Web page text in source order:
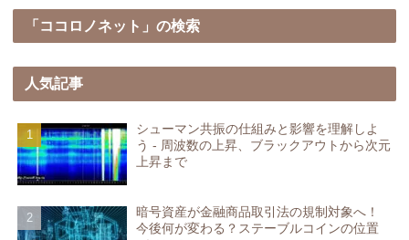
「ココロノネット」の検索
人気記事
シューマン共振の仕組みと影響を理解しよ
う - 周波数の上昇、ブラックアウトから次元
上昇まで
暗号資産が金融商品取引法の規制対象へ！
今後何が変わる？ステーブルコインの位置